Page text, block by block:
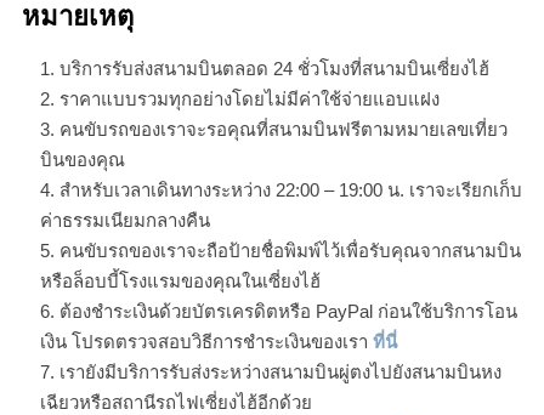
หมายเหตุ
บริการรับส่งสนามบินตลอด 24 ชั่วโมงที่สนามบินเซี่ยงไฮ้
ราคาแบบรวมทุกอย่างโดยไม่มีค่าใช้จ่ายแอบแฝง
คนขับรถของเราจะรอคุณที่สนามบินฟรีตามหมายเลขเที่ยว
บินของคุณ
สำหรับเวลาเดินทางระหว่าง 22:00 – 19:00 น. เราจะเรียกเก็บ
ค่าธรรมเนียมกลางคืน
คนขับรถของเราจะถือป้ายชื่อพิมพ์ไว้เพื่อรับคุณจากสนามบิน
หรือล็อบบี้โรงแรมของคุณในเซี่ยงไฮ้
ต้องชำระเงินด้วยบัตรเครดิตหรือ PayPal ก่อนใช้บริการโอน
เงิน โปรดตรวจสอบวิธีการชำระเงินของเรา ที่นี่
เรายังมีบริการรับส่งระหว่างสนามบินผู่ตงไปยังสนามบินหง
เฉียวหรือสถานีรถไฟเซี่ยงไฮ้อีกด้วย